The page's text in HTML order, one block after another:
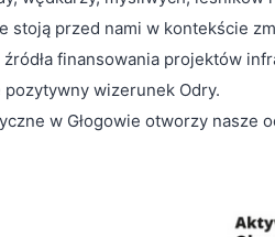
stoją przed nami w kontekście
finansowania projektów
wizerunek Odry.
w Głogowie otworzy nasze